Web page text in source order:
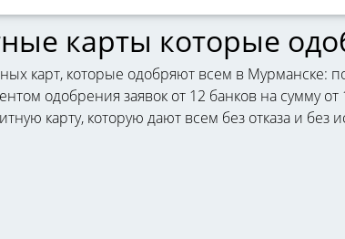
карты которые
карт, которые одобряют всем в Мурманске:
одобрения заявок от 12 банков на сумму
карту, которую дают всем без отказа и без